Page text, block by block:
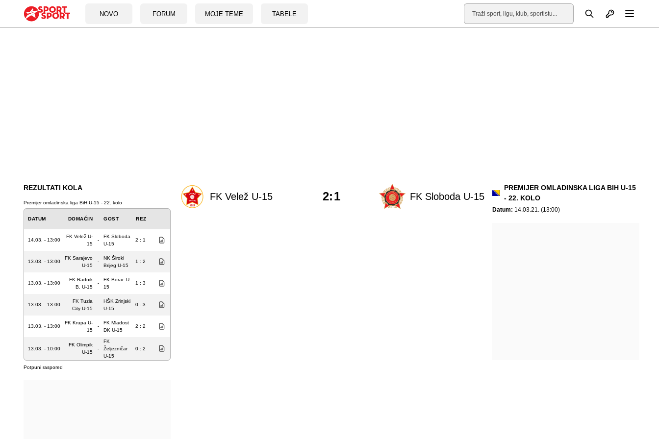
NOVO FORUM MOJE TEME TABELE
Pretraga Otvori profil
REZULTATI KOLA
Premijer omladinska liga BiH U-15 - 22. kolo
DATUM DOMAĆIN GOST REZ
14.03. - 13:00
FK Velež U-
15
-
FK Sloboda
U-15
2 : 1
13.03. - 13:00
FK Sarajevo
U-15
-
NK Široki
Brijeg U-15
1 : 2
13.03. - 13:00
FK Radnik
B. U-15
-
FK Borac U-
15
1 : 3
13.03. - 13:00
FK Tuzla
City U-15
-
HŠK Zrinjski
U-15
0 : 3
13.03. - 13:00
FK Krupa U-
15
-
FK Mladost
DK U-15
2 : 2
13.03. - 10:00
FK Olimpik
U-15
-
FK
Željezničar
U-15
0 : 2
Potpuni raspored
FK Velež U-15 FK Sloboda U-15
2:1
PREMIJER OMLADINSKA LIGA BIH U-15
- 22. KOLO
Datum: 14.03.21. (13:00)